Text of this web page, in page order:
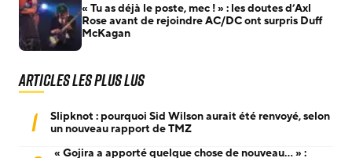
« Tu as déjà le poste, mec ! » : les doutes d’Axl
Rose avant de rejoindre AC/DC ont surpris Duff
McKagan
Articles les plus lus
1
Slipknot : pourquoi Sid Wilson aurait été renvoyé, selon
un nouveau rapport de TMZ
« Gojira a apporté quelque chose de nouveau… » :